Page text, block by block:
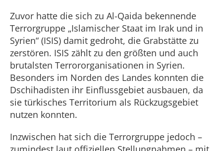
Zuvor hatte die sich zu Al-Qaida bekennende
Terrorgruppe „Islamischer Staat im Irak und in
Syrien“ (ISIS) damit gedroht, die Grabstätte zu
zerstören. ISIS zählt zu den größten und auch
brutalsten Terrororganisationen in Syrien.
Besonders im Norden des Landes konnten die
Dschihadisten ihr Einflussgebiet ausbauen, da
sie türkisches Territorium als Rückzugsgebiet
nutzen konnten.
Inzwischen hat sich die Terrorgruppe jedoch –